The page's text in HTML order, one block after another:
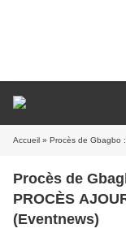
Accueil » Procès de Gbagbo : FAUTE
Procès de
PROCÈS
(Eventnews)